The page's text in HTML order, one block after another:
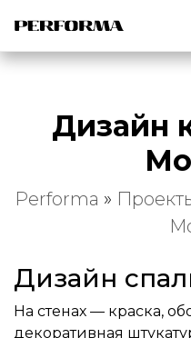
Дизайн
Performa »
Дизайн
На стенах — краска,
декоративная